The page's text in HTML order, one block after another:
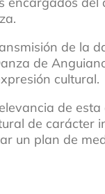
de la
de
cultural.
de
de carácter
un plan de